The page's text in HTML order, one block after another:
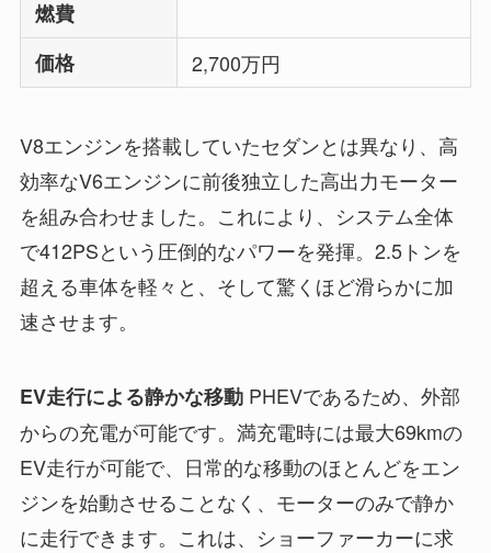
燃費
価格 2,700万円
V8エンジンを搭載していたセダンとは異なり、高
効率なV6エンジンに前後独立した高出力モーター
を組み合わせました。これにより、システム全体
で412PSという圧倒的なパワーを発揮。2.5トンを
超える車体を軽々と、そして驚くほど滑らかに加
速させます。
EV走行による静かな移動PHEVであるため、外部
からの充電が可能です。満充電時には最大69kmの
EV走行が可能で、日常的な移動のほとんどをエン
ジンを始動させることなく、モーターのみで静か
に走行できます。これは、ショーファーカーに求